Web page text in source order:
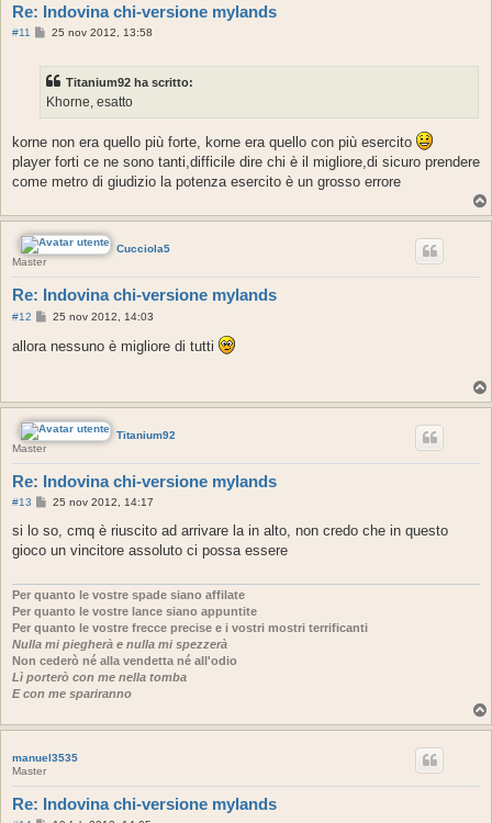
Re: Indovina chi-versione mylands
#11
M
a
g
g
o
25 nov 2012, 13:58
Titanium92 ha scritto:
Khorne, esatto
korne non era quello più forte, korne era quello con più esercito
player forti ce ne sono tanti,difficile dire chi è il migliore,di sicuro prendere
come metro di giudizio la potenza esercito è un grosso errore
Cucciola5
Master
Re: Indovina chi-versione mylands
#12
M
s
s
i
o
25 nov 2012, 14:03
allora nessuno è migliore di tutti
Titanium92
Master
Re: Indovina chi-versione mylands
#13
M
s
a
i
25 nov 2012, 14:17
si lo so, cmq è riuscito ad arrivare la in alto, non credo che in questo
gioco un vincitore assoluto ci possa essere
Per quanto le vostre spade siano affilate
Per quanto le vostre lance siano appuntite
Per quanto le vostre frecce precise e i vostri mostri terrificanti
Nulla mi piegherà e nulla mi spezzerà
Non cederò né alla vendetta né all'odio
Lì porterò con me nella tomba
E con me spariranno
manuel3535
Master
Re: Indovina chi-versione mylands